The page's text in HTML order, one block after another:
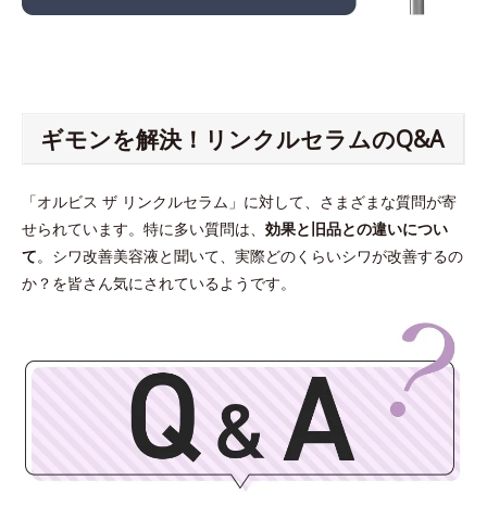
ギモンを解決！リンクルセラムのQ&A
「オルビス ザ リンクルセラム」に対して、さまざまな質問が寄
せられています。特に多い質問は、 効果と旧品との違いについ
て。シワ改善美容液と聞いて、実際どのくらいシワが改善するの
か？を皆さん気にされているようです。